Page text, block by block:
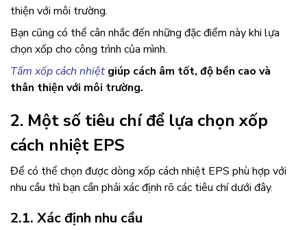
thiện với môi trường.
Bạn cũng có thể cân nhắc đến những đặc điểm này khi lựa
chọn xốp cho công trình của mình.
Tấm xốp cách nhiệt giúp cách âm tốt, độ bền cao và
thân thiện với môi trường.
2. Một số tiêu chí để lựa chọn xốp
cách nhiệt EPS
Để có thể chọn được dòng xốp cách nhiệt EPS phù hợp với
nhu cầu thì bạn cần phải xác định rõ các tiêu chí dưới đây.
2.1. Xác định nhu cầu